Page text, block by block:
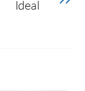
Ideal